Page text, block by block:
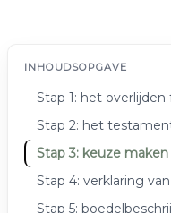
INHOUDSOPGAVE
Stap 1: het
Stap 2: het
Stap 3: keuze
Stap 4: verklaring
Stap 5: